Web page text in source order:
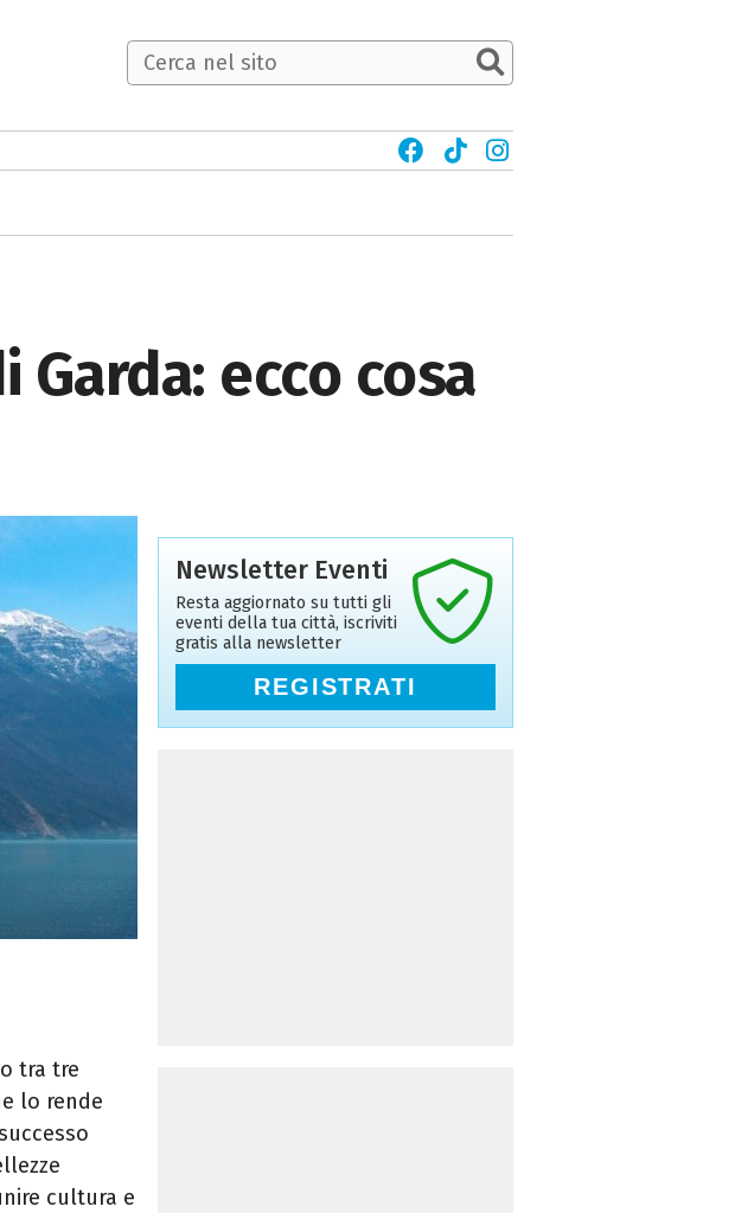
ecco cosa
tra tre
lo rende
cultura e
Newsletter Eventi
Resta aggiornato su tutti gli
eventi della tua città, iscriviti
gratis alla newsletter
REGISTRATI